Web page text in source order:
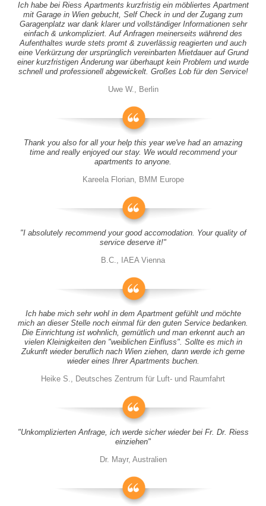
Ich habe bei Riess Apartments kurzfristig ein möbliertes Apartment
mit Garage in Wien gebucht, Self Check in und der Zugang zum
Garagenplatz war dank klarer und vollständiger Informationen sehr
einfach & unkompliziert. Auf Anfragen meinerseits während des
Aufenthaltes wurde stets promt & zuverlässig reagierten und auch
eine Verkürzung der ursprünglich vereinbarten Mietdauer auf Grund
einer kurzfristigen Änderung war überhaupt kein Problem und wurde
schnell und professionell abgewickelt. Großes Lob für den Service!
Uwe W., Berlin
Thank you also for all your help this year we've had an amazing
time and really enjoyed our stay. We would recommend your
apartments to anyone.
Kareela Florian, BMM Europe
"I absolutely recommend your good accomodation. Your quality of
service deserve it!"
B.C., IAEA Vienna
Ich habe mich sehr wohl in dem Apartment gefühlt und möchte
mich an dieser Stelle noch einmal für den guten Service bedanken.
Die Einrichtung ist wohnlich, gemütlich und man erkennt auch an
vielen Kleinigkeiten den "weiblichen Einfluss". Sollte es mich in
Zukunft wieder beruflich nach Wien ziehen, dann werde ich gerne
wieder eines Ihrer Apartments buchen.
Heike S., Deutsches Zentrum für Luft- und Raumfahrt
"Unkomplizierten Anfrage, ich werde sicher wieder bei Fr. Dr. Riess
einziehen"
Dr. Mayr, Australien